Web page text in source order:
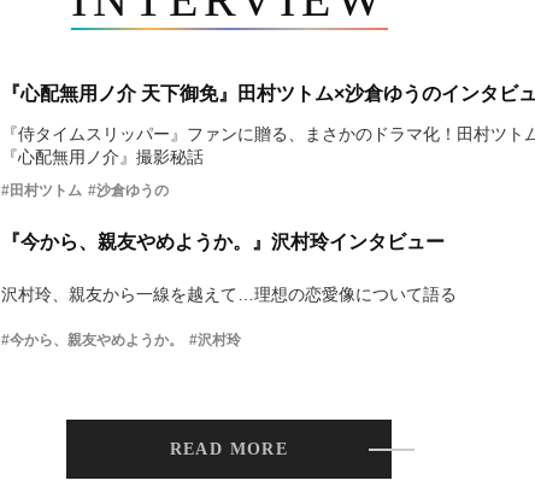
『心配無用ノ介 天下御免』田村ツトム×沙倉ゆうのインタビ
『侍タイムスリッパー』ファンに贈る、まさかのドラマ化！田村ツト
『心配無用ノ介』撮影秘話
#田村ツトム #沙倉ゆうの
『今から、親友やめようか。』沢村玲インタビュー
沢村玲、親友から一線を越えて…理想の恋愛像について語る
#今から、親友やめようか。 #沢村玲
READ MORE